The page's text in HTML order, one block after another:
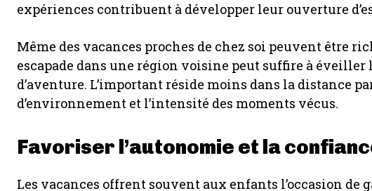
expériences contribuent à développer leur ouverture
Même des vacances proches de chez soi peuvent être
escapade dans une région voisine peut suffire à
d’aventure. L’important réside moins dans la distance
d’environnement et l’intensité des moments vécus.
Favoriser l’autonomie et la
Les vacances offrent souvent aux enfants l’occasion